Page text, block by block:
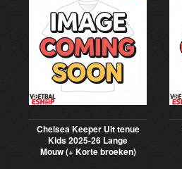
Chelsea Keeper Uit tenue
Kids 2025-26 Lange
Mouw (+ Korte broeken)